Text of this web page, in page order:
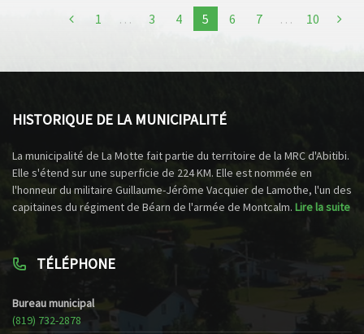
1 … 3 4 5 6 7 … 10
HISTORIQUE DE LA MUNICIPALITÉ
La municipalité de La Motte fait partie du territoire de la MRC d'Abitibi.
Elle s'étend sur une superficie de 224 KM. Elle est nommée en
l'honneur du militaire Guillaume-Jérôme Vacquier de Lamothe, l'un des
capitaines du régiment de Béarn de l'armée de Montcalm. Lire la suite
TÉLÉPHONE
Bureau municipal
(819) 732-2878